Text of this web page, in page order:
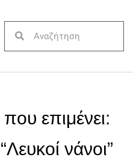
επιμένει:
νάνοι”